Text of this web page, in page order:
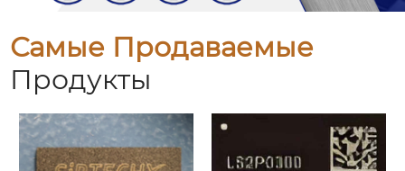
Самые Продаваемые
Продукты